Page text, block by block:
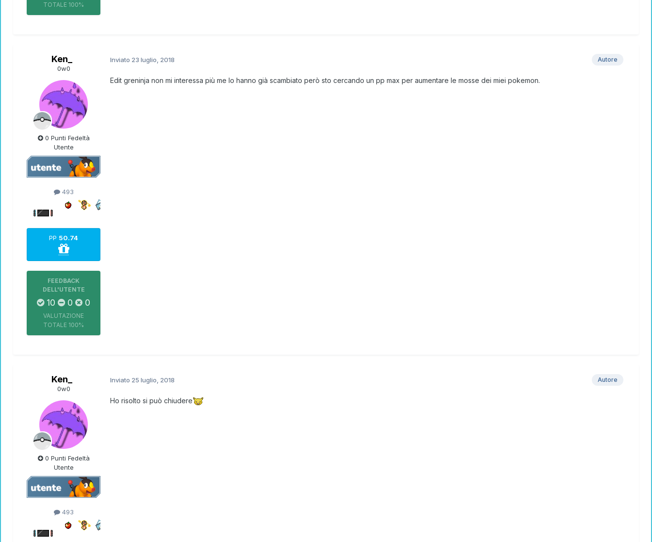
TOTALE 100%
Ken_
0w0
0 Punti Fedeltà
Utente
493
PP 50.74
FEEDBACK
DELL'UTENTE
10 0 0
VALUTAZIONE
TOTALE 100%
Autore
Inviato 23 luglio, 2018
Edit greninja non mi interessa più me lo hanno già scambiato però sto cercando un pp max per aumentare le mosse dei miei pokemon.
Ken_
0w0
0 Punti Fedeltà
Utente
493
Autore
Inviato 25 luglio, 2018
Ho risolto si può chiudere